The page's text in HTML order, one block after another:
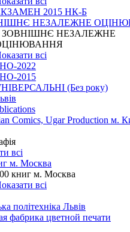
2015 НК-Б
НЕЗАЛЕЖНЕ
ЗОВНІШНЄ НЕЗАЛЕЖНЕ
всі
2022
2015
(Без року)
Comics, Ugar Production м.
всі
м. Москва
книг м. Москва
всі
політехніка Львів
фабрика цветной печати